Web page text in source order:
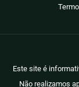
Este site é
Não realizamos